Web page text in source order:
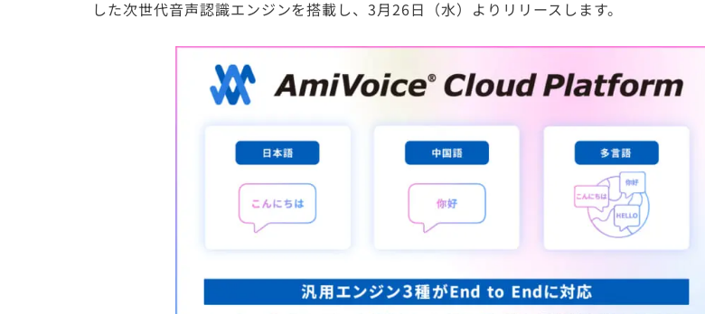
した次世代音声認識エンジンを搭載し、3月26日（水）よりリリースします。